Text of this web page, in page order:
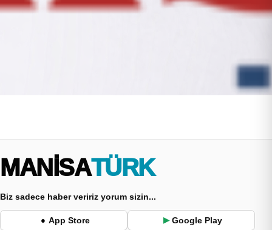
MANİSA TÜRK
Biz sadece haber veririz yorum sizin...
● App Store ▶ Google Play